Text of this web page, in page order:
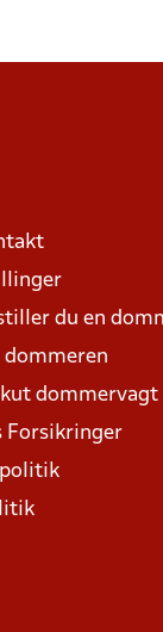
du en
dommeren
dommervagt
Forsikringer